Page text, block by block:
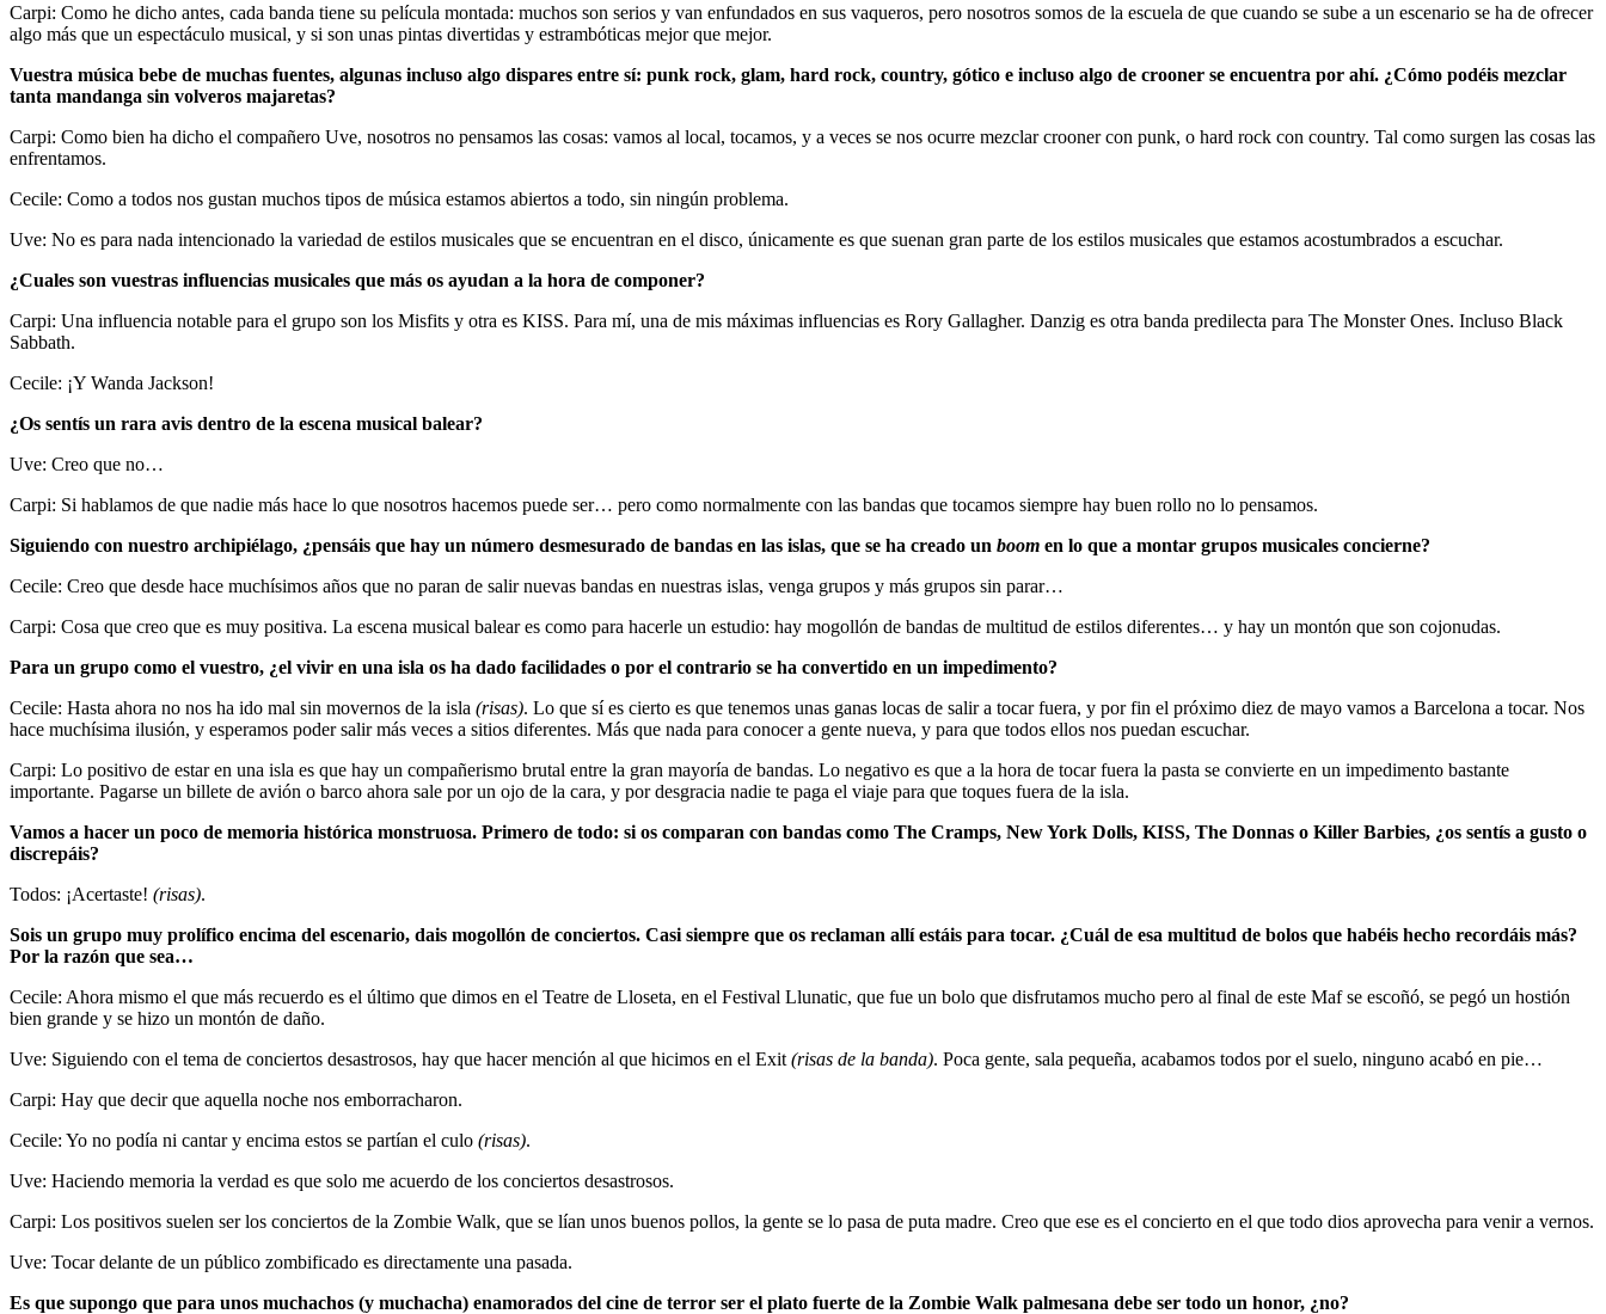
Carpi: Como he dicho antes, cada banda tiene su película montada: muchos son serios y van enfundados en sus vaqueros, pero nosotros somos de la escuela de que cuando se sube a un escenario se ha de ofrecer
algo más que un espectáculo musical, y si son unas pintas divertidas y estrambóticas mejor que mejor.
Vuestra música bebe de muchas fuentes, algunas incluso algo dispares entre sí: punk rock, glam, hard rock, country, gótico e incluso algo de crooner se encuentra por ahí. ¿Cómo podéis mezclar
tanta mandanga sin volveros majaretas?
Carpi: Como bien ha dicho el compañero Uve, nosotros no pensamos las cosas: vamos al local, tocamos, y a veces se nos ocurre mezclar crooner con punk, o hard rock con country. Tal como surgen las cosas las
enfrentamos.
Cecile: Como a todos nos gustan muchos tipos de música estamos abiertos a todo, sin ningún problema.
Uve: No es para nada intencionado la variedad de estilos musicales que se encuentran en el disco, únicamente es que suenan gran parte de los estilos musicales que estamos acostumbrados a escuchar.
¿Cuales son vuestras influencias musicales que más os ayudan a la hora de componer?
Carpi: Una influencia notable para el grupo son los Misfits y otra es KISS. Para mí, una de mis máximas influencias es Rory Gallagher. Danzig es otra banda predilecta para The Monster Ones. Incluso Black
Sabbath.
Cecile: ¡Y Wanda Jackson!
¿Os sentís un rara avis dentro de la escena musical balear?
Uve: Creo que no…
Carpi: Si hablamos de que nadie más hace lo que nosotros hacemos puede ser… pero como normalmente con las bandas que tocamos siempre hay buen rollo no lo pensamos.
Siguiendo con nuestro archipiélago, ¿pensáis que hay un número desmesurado de bandas en las islas, que se ha creado un boom en lo que a montar grupos musicales concierne?
Cecile: Creo que desde hace muchísimos años que no paran de salir nuevas bandas en nuestras islas, venga grupos y más grupos sin parar…
Carpi: Cosa que creo que es muy positiva. La escena musical balear es como para hacerle un estudio: hay mogollón de bandas de multitud de estilos diferentes… y hay un montón que son cojonudas.
Para un grupo como el vuestro, ¿el vivir en una isla os ha dado facilidades o por el contrario se ha convertido en un impedimento?
Cecile: Hasta ahora no nos ha ido mal sin movernos de la isla (risas). Lo que sí es cierto es que tenemos unas ganas locas de salir a tocar fuera, y por fin el próximo diez de mayo vamos a Barcelona a tocar. Nos
hace muchísima ilusión, y esperamos poder salir más veces a sitios diferentes. Más que nada para conocer a gente nueva, y para que todos ellos nos puedan escuchar.
Carpi: Lo positivo de estar en una isla es que hay un compañerismo brutal entre la gran mayoría de bandas. Lo negativo es que a la hora de tocar fuera la pasta se convierte en un impedimento bastante
importante. Pagarse un billete de avión o barco ahora sale por un ojo de la cara, y por desgracia nadie te paga el viaje para que toques fuera de la isla.
Vamos a hacer un poco de memoria histórica monstruosa. Primero de todo: si os comparan con bandas como The Cramps, New York Dolls, KISS, The Donnas o Killer Barbies, ¿os sentís a gusto o
discrepáis?
Todos: ¡Acertaste! (risas).
Sois un grupo muy prolífico encima del escenario, dais mogollón de conciertos. Casi siempre que os reclaman allí estáis para tocar. ¿Cuál de esa multitud de bolos que habéis hecho recordáis más?
Por la razón que sea…
Cecile: Ahora mismo el que más recuerdo es el último que dimos en el Teatre de Lloseta, en el Festival Llunatic, que fue un bolo que disfrutamos mucho pero al final de este Maf se escoñó, se pegó un hostión
bien grande y se hizo un montón de daño.
Uve: Siguiendo con el tema de conciertos desastrosos, hay que hacer mención al que hicimos en el Exit (risas de la banda). Poca gente, sala pequeña, acabamos todos por el suelo, ninguno acabó en pie…
Carpi: Hay que decir que aquella noche nos emborracharon.
Cecile: Yo no podía ni cantar y encima estos se partían el culo (risas).
Uve: Haciendo memoria la verdad es que solo me acuerdo de los conciertos desastrosos.
Carpi: Los positivos suelen ser los conciertos de la Zombie Walk, que se lían unos buenos pollos, la gente se lo pasa de puta madre. Creo que ese es el concierto en el que todo dios aprovecha para venir a vernos.
Uve: Tocar delante de un público zombificado es directamente una pasada.
Es que supongo que para unos muchachos (y muchacha) enamorados del cine de terror ser el plato fuerte de la Zombie Walk palmesana debe ser todo un honor, ¿no?